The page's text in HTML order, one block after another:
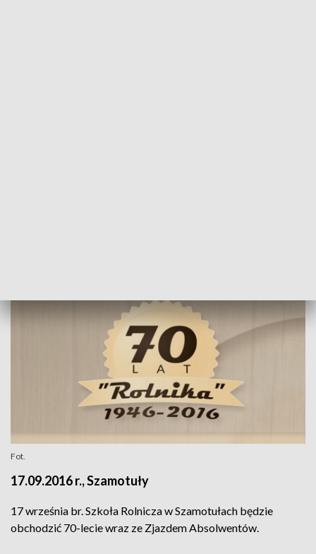
Fot.
17.09.2016 r., Szamotuły
17 września br. Szkoła Rolnicza w Szamotułach będzie
obchodzić 70-lecie wraz ze Zjazdem Absolwentów.